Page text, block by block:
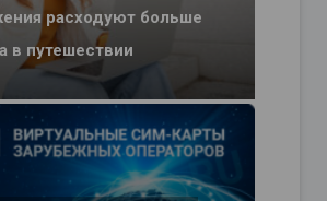
расходуют больше
в путешествии